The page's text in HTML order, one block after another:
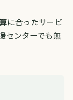
に合ったサービ
センターでも無